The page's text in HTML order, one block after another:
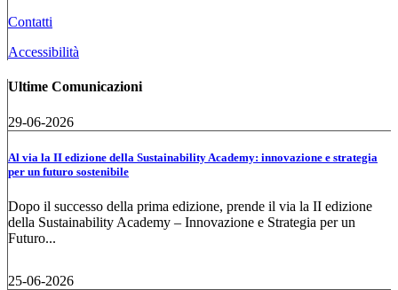
Contatti
Accessibilità
Ultime Comunicazioni
29-06-2026
Al via la II edizione della Sustainability Academy: innovazione e strategia
per un futuro sostenibile
Dopo il successo della prima edizione, prende il via la II edizione
della Sustainability Academy – Innovazione e Strategia per un
Futuro...
25-06-2026